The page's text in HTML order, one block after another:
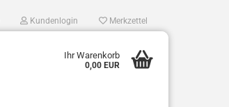
Kundenlogin Merkzettel
Ihr Warenkorb
0,00 EUR